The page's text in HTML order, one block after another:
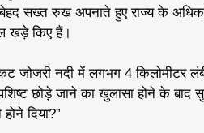
सख्त रुख अपनाते हुए राज्य के
खड़े किए हैं।
जोजरी नदी में लगभग 4 किलोमीटर
छोड़े जाने का खुलासा होने के बाद
दिया?”